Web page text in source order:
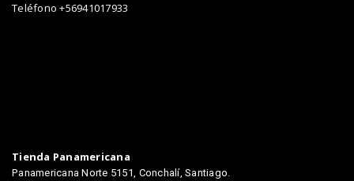
Teléfono +56941017933
Tienda Panamericana
Panamericana Norte 5151, Conchalí, Santiago.